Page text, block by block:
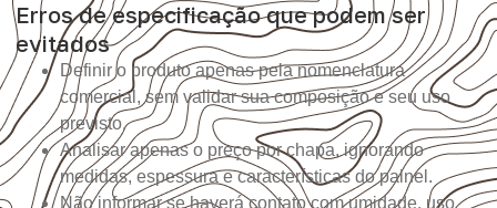
Erros de especificação que podem ser
evitados
Definir o produto apenas pela nomenclatura
comercial, sem validar sua composição e seu uso
previsto.
Analisar apenas o preço por chapa, ignorando
medidas, espessura e características do painel.
Não informar se haverá contato com umidade, uso